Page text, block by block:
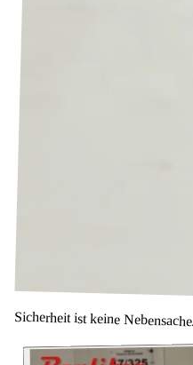
Sicherheit ist keine Nebensache.